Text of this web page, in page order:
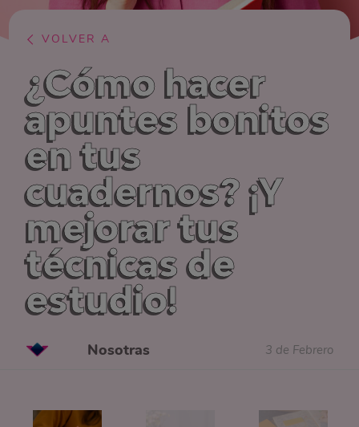
VOLVER A
¿Cómo hacer
apuntes bonitos
en tus
cuadernos? ¡Y
mejorar tus
técnicas de
estudio!
Nosotras 3 de Febrero